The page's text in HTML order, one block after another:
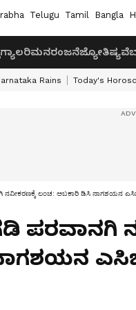
Telugu Tamil Bangla
ಗ್ಯಾಲರಿಮನರಂಜನೆಜ್ಯೋತಿಷ್ಯ
Rains Today's
ನವೀಕರಣಕ್ಕೆ ಲಂಚ: ಅಬಕಾರಿ ಡಿಸಿ ನಾಗಶಯನ
ಪರವಾನಗಿ